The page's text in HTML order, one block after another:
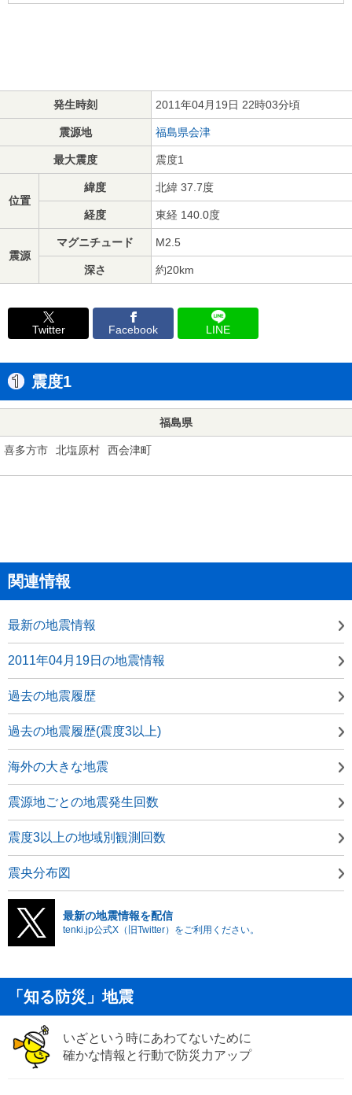
発生時刻 2011年04月19日 22時03分頃
震源地 福島県会津
最大震度 震度1
位置
緯度 北緯 37.7度
経度 東経 140.0度
震源
マグニチュード M2.5
深さ 約20km
Twitter Facebook LINE
震度1
福島県
喜多方市 北塩原村 西会津町
関連情報
最新の地震情報
2011年04月19日の地震情報
過去の地震履歴
過去の地震履歴(震度3以上)
海外の大きな地震
震源地ごとの地震発生回数
震度3以上の地域別観測回数
震央分布図
最新の地震情報を配信
tenki.jp公式X（旧Twitter）をご利用ください。
「知る防災」地震
いざという時にあわてないために
確かな情報と行動で防災力アップ